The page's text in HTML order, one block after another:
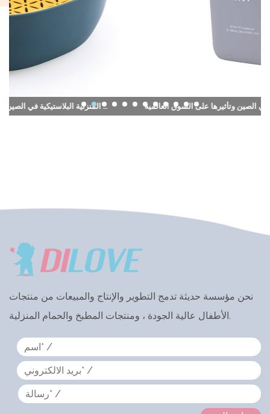
نظرة عامة على مصنعي المنتجات المنزلية البلاستيكية في الصين وتأثيرها على السوق العالمية
نحن مؤسسة حديثة تدمج التطوير والإنتاج والمبيعات من منتجات
الأطفال عالية الجودة ، ومنتجات المطبخ والحمام المنزلية.